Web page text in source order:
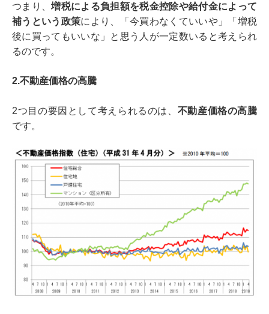
つまり、増税による負担額を税金控除や給付金によって
補うという政策により、「今買わなくていいや」「増税
後に買ってもいいな」と思う人が一定数いると考えられ
るのです。
2.不動産価格の高騰
2つ目の要因として考えられるのは、 不動産価格の高騰
です。